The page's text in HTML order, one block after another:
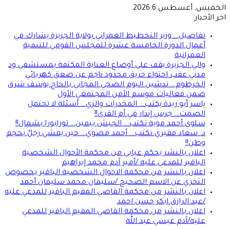
الخميس, أغسطس 6 2026
اخر الأخبار
تفاصيل… وزير التخطيط العمراني بولاية الجزيرة يشارك في
أعمال الدورة الخامسة عشرة للمجلس القومي للتنمية
العمرانية
والي الجزيرة يقف على أوضاع العناية المكثفة بمستشفى ود
مدني عقب احتواء حريق محدود ناجم عن صعق كهربائي
الخرطوم… تدشين اليوم الصحي المجاني بالحاج يوسف شرق
ضمن فعاليات موسم الأمن المجتمعي الأول
ياسر أبو ريدة يكتب… المخدرات والزي… أسئلة لا تحتمل
الصمت… جرس إنذار في أم القرى!!
سلوى أحمد موية تكتب… الجيش بيمين… تورابورا بشمال!!
د. سعاد فقيري تكتب… أحمد مضوي… حين يمشي رجلٌ بحجم
وطن!!
اعلان بالنشر بحكم غيابي من محكمة الأحوال الشخصية
الباقير للمدعي عليه /أمير آدم محمد إبراهيم
اعلان بالنشر من محكمة الاحوال الشخصية الباقير بخصوص
التحري عن الاسم الصحيح /سليمان محمد سليمان أحمد
اعلان بالنشر من محكمة القاضي المقيم الباقير للمدعي عليه
/عبد الرازق ابكر حسن احمد
اعلان بالنشر من محكمة القاضي المقيم الباقير للمدعي
عليه/آدم عيسي عبد الله